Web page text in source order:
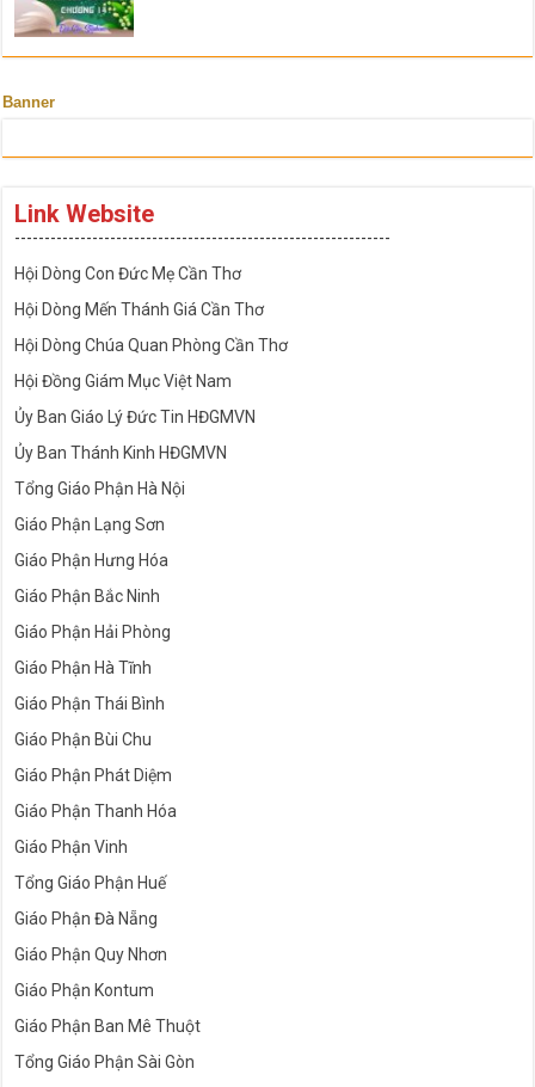
Banner
Link Website
---------------------------------------------------------------
Hội Dòng Con Đức Mẹ Cần Thơ
Hội Dòng Mến Thánh Giá Cần Thơ
Hội Dòng Chúa Quan Phòng Cần Thơ
Hội Đồng Giám Mục Việt Nam
Ủy Ban Giáo Lý Đức Tin HĐGMVN
Ủy Ban Thánh Kinh HĐGMVN
Tổng Giáo Phận Hà Nội
Giáo Phận Lạng Sơn
Giáo Phận Hưng Hóa
Giáo Phận Bắc Ninh
Giáo Phận Hải Phòng
Giáo Phận Hà Tĩnh
Giáo Phận Thái Bình
Giáo Phận Bùi Chu
Giáo Phận Phát Diệm
Giáo Phận Thanh Hóa
Giáo Phận Vinh
Tổng Giáo Phận Huế
Giáo Phận Đà Nẵng
Giáo Phận Quy Nhơn
Giáo Phận Kontum
Giáo Phận Ban Mê Thuột
Tổng Giáo Phận Sài Gòn